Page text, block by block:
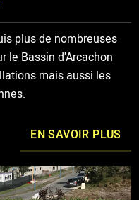
plus de nombreuses
le Bassin d'Arcachon
mais aussi les
EN SAVOIR PLUS